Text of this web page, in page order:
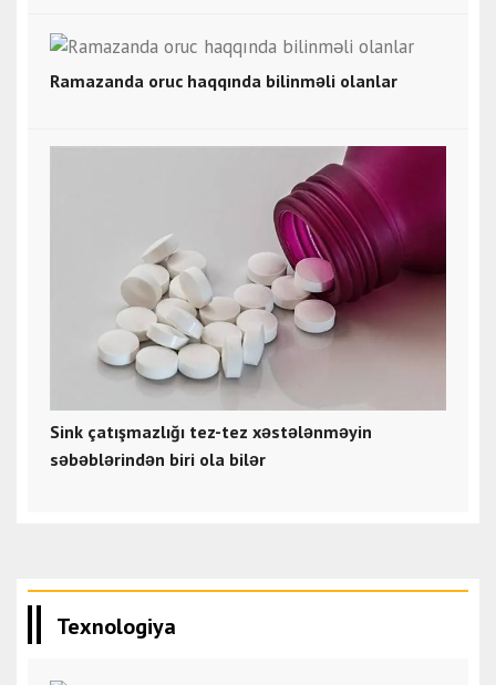
Ramazanda oruc haqqında bilinməli olanlar
Sink çatışmazlığı tez-tez xəstələnməyin
səbəblərindən biri ola bilər
Texnologiya